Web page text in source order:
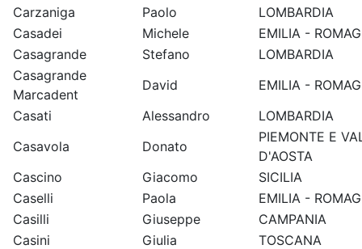
Carzaniga
Paolo
LOMBARDIA
Casadei
Michele
EMILIA -
Casagrande
Stefano
LOMBARDIA
Casagrande
Marcadent
David
EMILIA -
Casati
Alessandro
LOMBARDIA
Casavola
Donato
PIEMONTE E
D'AOSTA
Cascino
Giacomo
SICILIA
Caselli
Paola
EMILIA -
Casilli
Giuseppe
CAMPANIA
Casini
Giulia
TOSCANA